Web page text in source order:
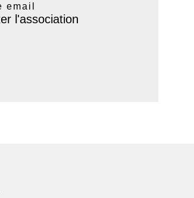
email
l'association